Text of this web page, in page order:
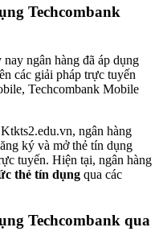
Techcombank
ngân hàng đã áp dụng
các giải pháp trực tuyến
Techcombank Mobile
ngân hàng
ký và mở thẻ tín dụng
tuyến. Hiện tại, ngân hàng
thẻ tín dụng qua các
Techcombank qua